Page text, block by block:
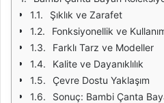
Şıklık ve Zarafet
Fonksiyonellik ve
Farklı Tarz ve Modeller
Kalite ve Dayanıklılık
Çevre Dostu Yaklaşım
Sonuç: Bambi Çanta Bayan